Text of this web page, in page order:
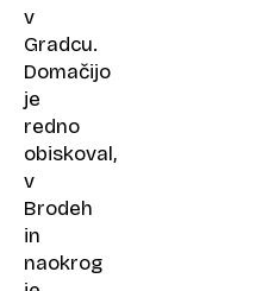
v
Gradcu.
Domačijo
je
redno
obiskoval,
v
Brodeh
in
naokrog